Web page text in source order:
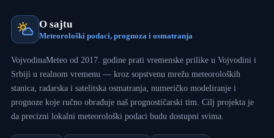
O sajtu
Meteorološki podaci, prognoza i osmatranja
VojvodinaMeteo od 2017. godine prati vremenske prilike u Vojvodini i
Srbiji u realnom vremenu — kroz sopstvenu mrežu meteoroloških
stanica, radarska i satelitska osmatranja, numeričko modeliranje i
prognoze koje ručno obrađuje naš prognostičarski tim. Cilj projekta je
da precizni lokalni meteorološki podaci budu dostupni svima.